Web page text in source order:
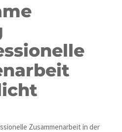
Zusammenarbeit in der